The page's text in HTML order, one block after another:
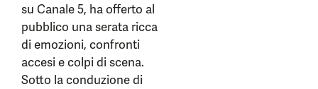
su Canale 5, ha offerto al
pubblico una serata ricca
di emozioni, confronti
accesi e colpi di scena.
Sotto la conduzione di